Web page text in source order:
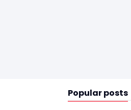
Popular posts